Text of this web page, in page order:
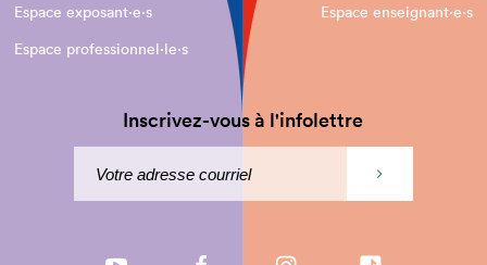
Espace exposant·e⋅s
Espace enseignant·e⋅s
Espace professionnel·le⋅s
Inscrivez-vous à l'infolettre